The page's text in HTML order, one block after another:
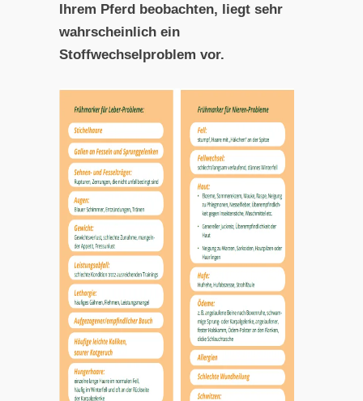
Ihrem Pferd beobachten, liegt sehr
wahrscheinlich ein
Stoffwechselproblem vor.